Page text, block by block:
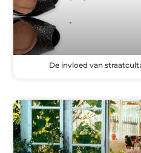
De invloed van